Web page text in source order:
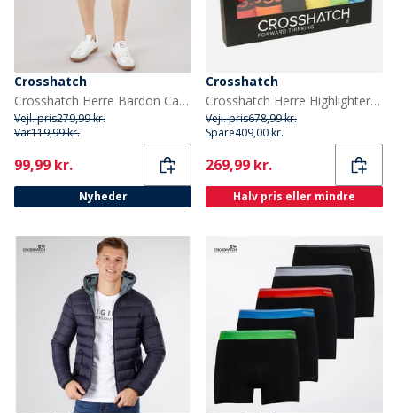
Crosshatch
Crosshatch Herre Bardon Cargo Shorts Steel Blue
Vejl. pris279,99 kr.
Var119,99 kr.
Current
99,99 kr.
Nyheder
Crosshatch
Crosshatch Herre Highlighter 12-pak Boksershorts Assorteret
Vejl. pris678,99 kr.
Spare409,00 kr.
Current
269,99 kr.
Halv pris eller mindre